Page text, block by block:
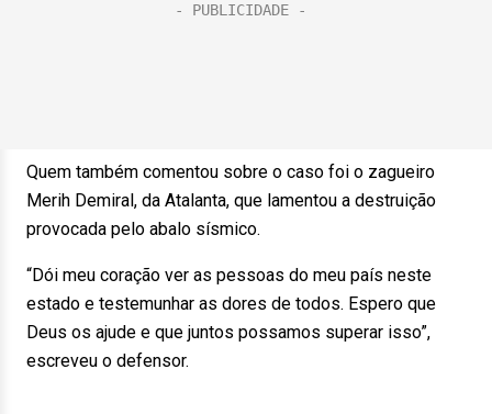
Quem também comentou sobre o caso foi o zagueiro
Merih Demiral, da Atalanta, que lamentou a destruição
provocada pelo abalo sísmico.
“Dói meu coração ver as pessoas do meu país neste
estado e testemunhar as dores de todos. Espero que
Deus os ajude e que juntos possamos superar isso”,
escreveu o defensor.